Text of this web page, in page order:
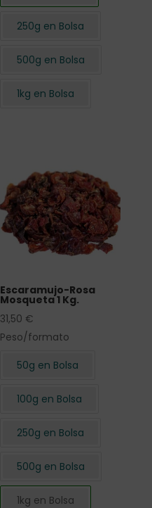
250g en Bolsa
500g en Bolsa
1kg en Bolsa
Escaramujo-Rosa
Mosqueta 1 Kg.
31,50 €
Peso/formato
50g en Bolsa
100g en Bolsa
250g en Bolsa
500g en Bolsa
1kg en Bolsa